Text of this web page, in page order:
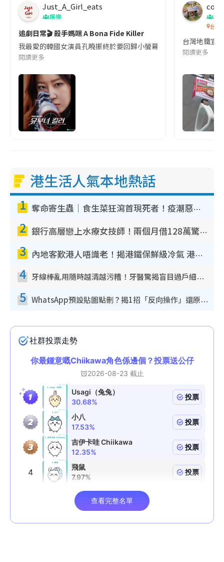
Just_A_Girl_eats
娛樂
追劇日常🎬 殺手媽咪 A Bona Fide Killer
我最愛的韓國女演員孔曉振終於要回歸小螢幕啦!這次的劇本改編
閱讀更多
co
吹
台灣
台灣地鐵宣
閱讀更多
港生活人氣本地熱話
1 奪命寄生蟲｜食生菜狂瀉首現死者！疫潮惡化錄1.8萬宗病例 揭洗菜3大謬誤
2 銀行高層戀上水療女技師！兩個月借128萬驚覺「沉船」沉落火海 揭背後疑似邪教操控賣淫
3 內地客歎港人唔識老！揭港鐵保鮮級冷氣 港人求放過：咪投訴
4 牙線棒亂用隨時越清越污糟！牙醫驚揭盲目過戶細菌恐致蛀牙：呢種先係日常真保養
5 WhatsApp預設貼圖點刪？揭1招「反向操作」還原簡潔介面 附3步實測教學